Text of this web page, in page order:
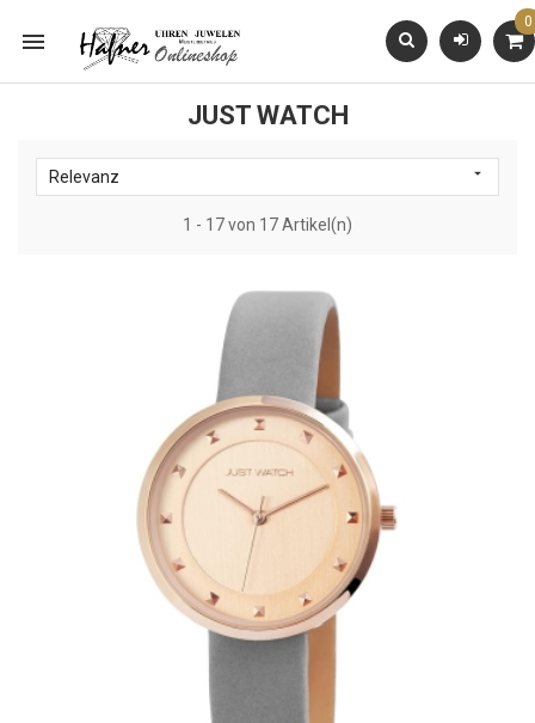

0
JUST WATCH
Relevanz 
1 - 17 von 17 Artikel(n)